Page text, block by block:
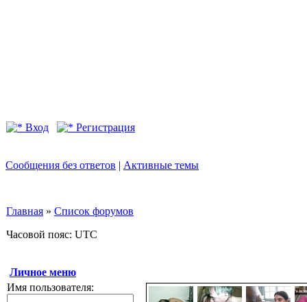
Вход Регистрация
Сообщения без ответов | Активные темы
Главная » Список форумов
Часовой пояс: UTC
Личное меню
Имя пользователя: